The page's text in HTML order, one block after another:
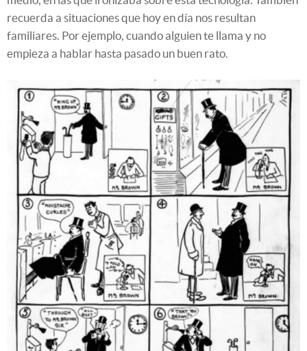
recuerda a situaciones que hoy en día nos resultan
familiares. Por ejemplo, cuando alguien te llama y no
empieza a hablar hasta pasado un buen rato.